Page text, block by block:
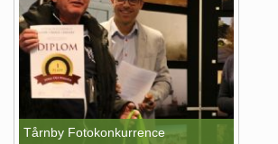
Tårnby Fotokonkurrence